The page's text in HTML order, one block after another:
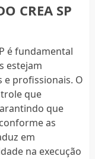
CREA SP
é fundamental
estejam
e profissionais. O
que
que
as
em
na execução